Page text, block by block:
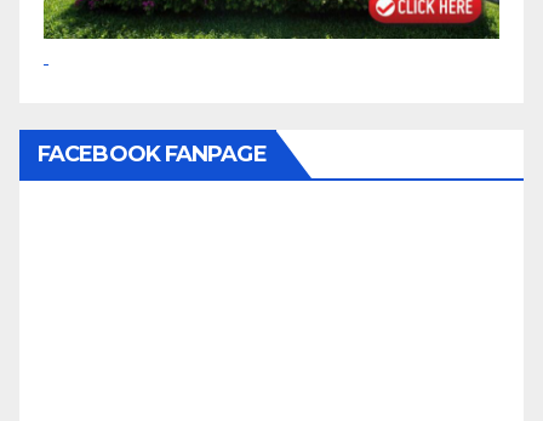
FACEBOOK FANPAGE